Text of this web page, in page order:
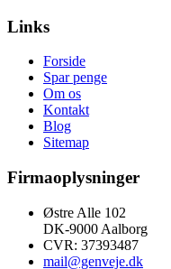
Links
Forside
Spar penge
Om os
Kontakt
Blog
Sitemap
Firmaoplysninger
Østre Alle 102
DK-9000 Aalborg
CVR: 37393487
mail@genveje.dk